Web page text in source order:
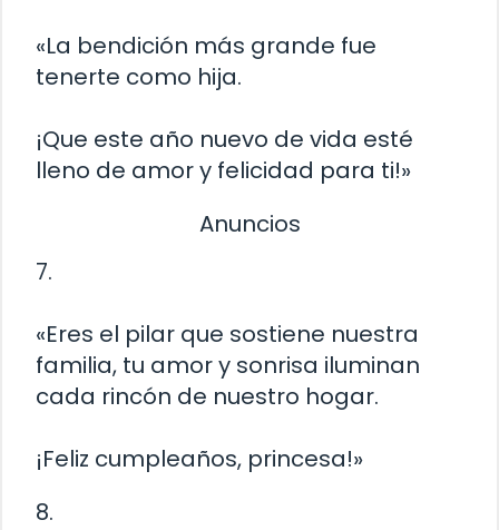
«La bendición más grande fue
tenerte como hija.
¡Que este año nuevo de vida esté
lleno de amor y felicidad para ti!»
Anuncios
7.
«Eres el pilar que sostiene nuestra
familia, tu amor y sonrisa iluminan
cada rincón de nuestro hogar.
¡Feliz cumpleaños, princesa!»
8.